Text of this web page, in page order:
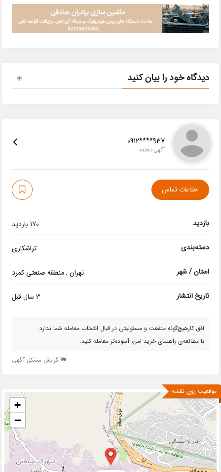
دیدگاه خود را بیان کنید
0912****937
آگهی دهنده
اطلاعات تماس
بازدید 170 بازدید
دسته‌بندی تراشکاری
استان / شهر تهران,منطقه صنعتی کمرد
تاریخ انتشار 3 سال قبل
افق کارهیچ‌گونه منفعت و مسئولیتی در قبال انتخاب معامله شما ندارد.
با مطالعه‌ی راهنمای خرید امن، آسوده‌تر معامله کنید.
گزارش مشکل آگهی
موقعیت روی نقشه
+
−